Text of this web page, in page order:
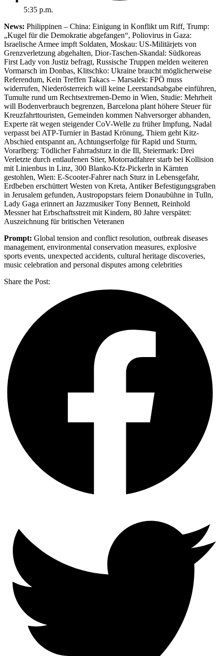
5:35 p.m.
News: Philippinen – China: Einigung in Konflikt um Riff, Trump:
„Kugel für die Demokratie abgefangen“, Poliovirus in Gaza:
Israelische Armee impft Soldaten, Moskau: US-Militärjets von
Grenzverletzung abgehalten, Dior-Taschen-Skandal: Südkoreas
First Lady von Justiz befragt, Russische Truppen melden weiteren
Vormarsch im Donbas, Klitschko: Ukraine braucht möglicherweise
Referendum, Kein Treffen Takacs – Marsalek: FPÖ muss
widerrufen, Niederösterreich will keine Leerstandsabgabe einführen,
Tumulte rund um Rechtsextremen-Demo in Wien, Studie: Mehrheit
will Bodenverbrauch begrenzen, Barcelona plant höhere Steuer für
Kreuzfahrttouristen, Gemeinden kommen Nahversorger abhanden,
Experte rät wegen steigender CoV-Welle zu früher Impfung, Nadal
verpasst bei ATP-Turnier in Bastad Krönung, Thiem geht Kitz-
Abschied entspannt an, Achtungserfolge für Rapid und Sturm,
Vorarlberg: Tödlicher Fahrradsturz in die Ill, Steiermark: Drei
Verletzte durch entlaufenen Stier, Motorradfahrer starb bei Kollision
mit Linienbus in Linz, 300 Blanko-Kfz-Pickerln in Kärnten
gestohlen, Wien: E-Scooter-Fahrer nach Sturz in Lebensgefahr,
Erdbeben erschüttert Westen von Kreta, Antiker Befestigungsgraben
in Jerusalem gefunden, Austropopstars feiern Donaubühne in Tulln,
Lady Gaga erinnert an Jazzmusiker Tony Bennett, Reinhold
Messner hat Erbschaftsstreit mit Kindern, 80 Jahre verspätet:
Auszeichnung für britischen Veteranen
Prompt: Global tension and conflict resolution, outbreak diseases
management, environmental conservation measures, explosive
sports events, unexpected accidents, cultural heritage discoveries,
music celebration and personal disputes among celebrities
Share the Post: